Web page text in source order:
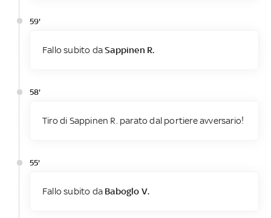
59'
Fallo subito daSappinen R.
58'
Tiro di Sappinen R. parato dal portiere avversario!
55'
Fallo subito da Baboglo V.